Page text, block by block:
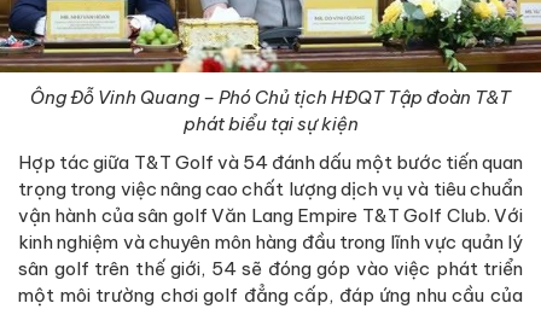
Ông Đỗ Vinh Quang – Phó Chủ tịch HĐQT Tập đoàn T&T
phát biểu tại sự kiện
Hợp tác giữa T&T Golf và 54 đánh dấu một bước tiến quan
trọng trong việc nâng cao chất lượng dịch vụ và tiêu chuẩn
vận hành của sân golf Văn Lang Empire T&T Golf Club. Với
kinh nghiệm và chuyên môn hàng đầu trong lĩnh vực quản lý
sân golf trên thế giới, 54 sẽ đóng góp vào việc phát triển
một môi trường chơi golf đẳng cấp, đáp ứng nhu cầu của